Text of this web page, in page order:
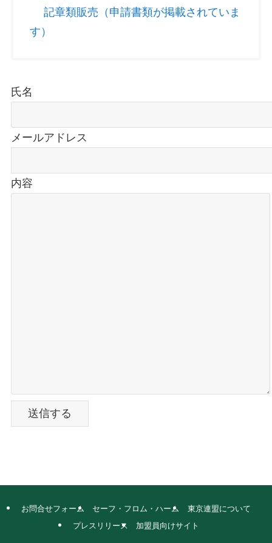
記章類販売（申請書類が掲載されていま
す）
氏名
メールアドレス
内容
お問合せフォーム セーフ・フロム・ハーム
東京連盟について
プレスリリース
加盟員向けサイト